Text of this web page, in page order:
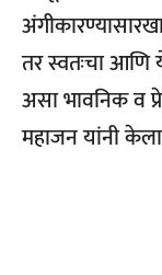
तर स्वतःचा आणि
असा भावनिक व
महाजन यांनी